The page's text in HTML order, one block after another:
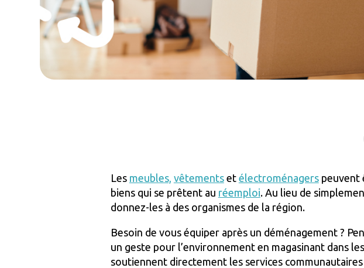
Les meubles, vêtementset électroménagerspeuvent
biens qui se prêtent au réemploi. Au lieu de
donnez-les à des organismes de la région.
Besoin de vous équiper après un déménagement ?
un geste pour l’environnement en magasinant dans
soutiennent directement les services